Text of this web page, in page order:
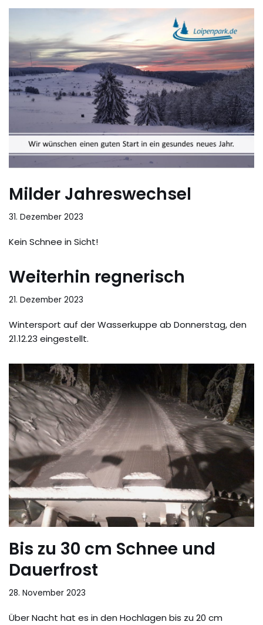
Milder Jahreswechsel
31. Dezember 2023
Kein Schnee in Sicht!
Weiterhin regnerisch
21. Dezember 2023
Wintersport auf der Wasserkuppe ab Donnerstag, den
21.12.23 eingestellt.
Bis zu 30 cm Schnee und
Dauerfrost
28. November 2023
Über Nacht hat es in den Hochlagen bis zu 20 cm